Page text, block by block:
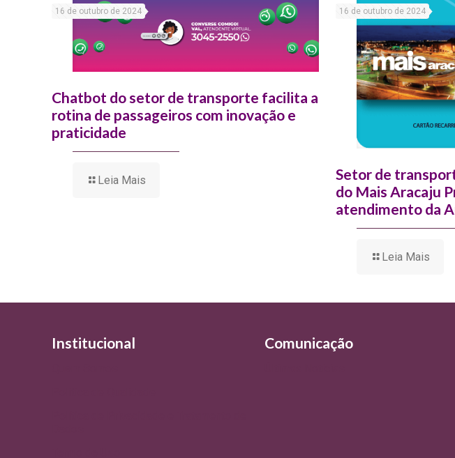
16 de outubro de 2024
Chatbot do setor de transporte facilita a
rotina de passageiros com inovação e
praticidade
Leia Mais
16 de outubro de 2024
Setor de
do Mais Aracaju
atendimento da
Leia Mais
Institucional Comunicação